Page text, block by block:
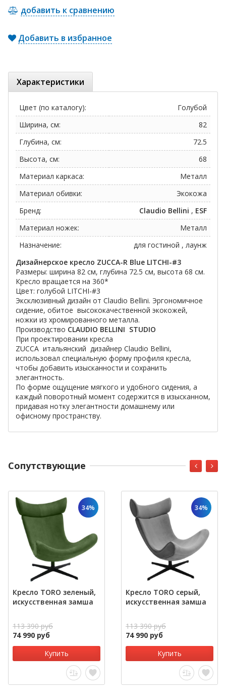
добавить к сравнению
Добавить в избранное
Характеристики
Цвет (по каталогу):
Голубой
Ширина, см:
82
Глубина, см:
72.5
Высота, см:
68
Материал каркаса:
Металл
Материал обивки:
Экокожа
Бренд:
Claudio Bellini , ESF
Материал ножек:
Металл
Назначение:
для гостиной , лаунж
Дизайнерское кресло ZUCCA-R Blue LITCHI-#3
Размеры: ширина 82 см, глубина 72.5 см, высота 68 см.
Кресло вращается на 360*
Цвет: голубой LITCHI-#3
Эксклюзивный дизайн от Claudio Bellini. Эргономичное
сидение, обитое высококачественной экокожей,
ножки из хромированного металла.
Производство CLAUDIO BELLINI STUDIO
При проектировании кресла
ZUCCA итальянский дизайнер Claudio Bellini,
использовал специальную форму профиля кресла,
чтобы добавить изысканности и сохранить
элегантность.
По форме ощущение мягкого и удобного сидения, а
каждый поворотный момент содержится в изысканном,
придавая нотку элегантности домашнему или
офисному пространству.
Cопутствующие
34%
Кресло TORO зеленый,
искусственная замша
113 390 руб
74 990 руб
Купить
34%
Кресло TORO серый,
искусственная замша
113 390 руб
74 990 руб
Купить